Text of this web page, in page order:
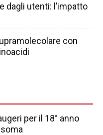
dagli utenti: l’impatto
con
per il 18° anno